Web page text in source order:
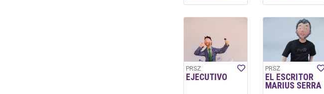
PRSZ
EJECUTIVO
PRSZ
EL ESCRITOR
MARIUS SERRA